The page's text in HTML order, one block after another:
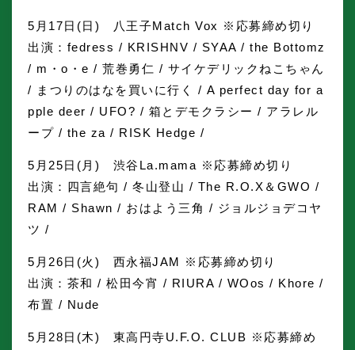
5月17日(日) 八王子Match Vox ※応募締め切り
出演：fedress / KRISHNV / SYAA / the Bottomz
/ m・o・e / 荒巻勇仁 / サイケデリックねこちゃん
/ まつりのはなを買いに行く / A perfect day for a
pple deer / UFO? / 箱とデモクラシー / アラレル
ープ / the za / RISK Hedge /
5月25日(月) 渋谷La.mama ※応募締め切り
出演：四言絶句 / 冬山登山 / The R.O.X＆GWO /
RAM / Shawn / おはよう三角 / ジョルジョデコヤ
ツ /
5月26日(火) 西永福JAM ※応募締め切り
出演：茶和 / 松田今宵 / RIURA / WOos / Khore /
布置 / Nude
5月28日(木) 東高円寺U.F.O. CLUB ※応募締め